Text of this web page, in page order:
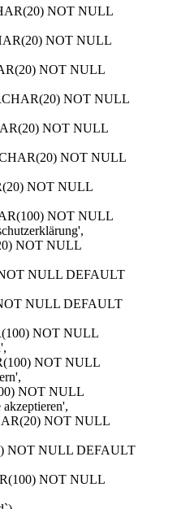
NOT NULL
NOT NULL
NOT NULL
NOT NULL
NOT NULL
NOT NULL
NOT NULL
NOT NULL
NOT NULL
NULL DEFAULT
NULL DEFAULT
NOT NULL
NOT NULL
NOT NULL
NOT NULL
NOT NULL DEFAULT
NOT NULL